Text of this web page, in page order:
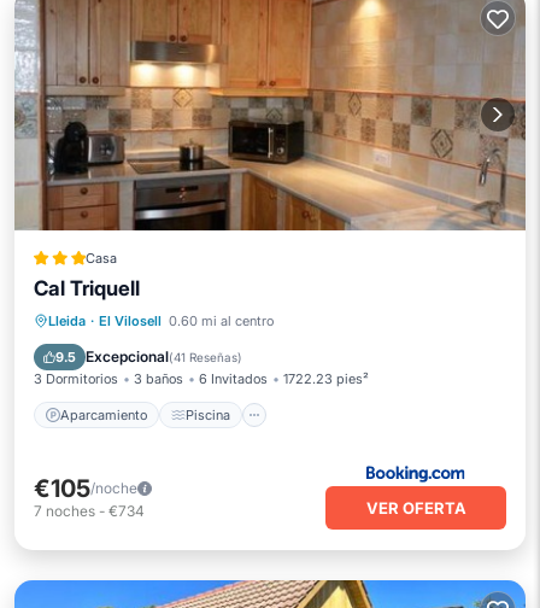
Casa
Cal Triquell
Lleida · El Vilosell 0.60 mi al centro
9.5 Excepcional(41 Reseñas)
3 Dormitorios 3 baños 6 Invitados 1722.23 pies²
Aparcamiento Piscina
Aparcamiento
Piscina
Balcón/Terraza
€105/noche
7 noches - €734 VER OFERTA